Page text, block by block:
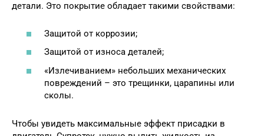
детали. Это покрытие обладает такими свойствами:
Защитой от коррозии;
Защитой от износа деталей;
«Излечиванием» небольших механических
повреждений – это трещинки, царапины или
сколы.
Чтобы увидеть максимальные эффект присадки в